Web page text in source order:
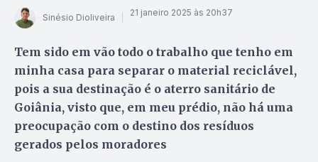
Sinésio Dioliveira 21 janeiro 2025 às 20h37
Tem sido em vão todo o trabalho que tenho em
minha casa para separar o material reciclável,
pois a sua destinação é o aterro sanitário de
Goiânia, visto que, em meu prédio, não há uma
preocupação com o destino dos resíduos
gerados pelos moradores